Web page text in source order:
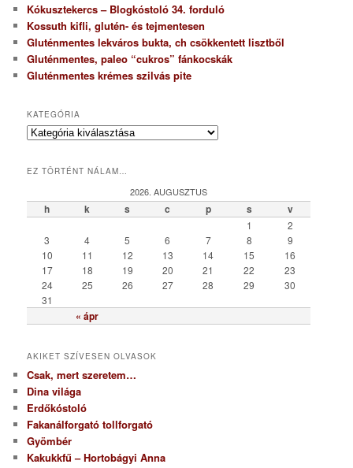
Kókusztekercs – Blogkóstoló 34. forduló
Kossuth kifli, glutén- és tejmentesen
Gluténmentes lekváros bukta, ch csökkentett lisztből
Gluténmentes, paleo “cukros” fánkocskák
Gluténmentes krémes szilvás pite
KATEGÓRIA
K
e
r
EZ TÖRTÉNT NÁLAM…
2026. AUGUSZTUS
h k s c p s v
« ápr
1
2
3
4 5 6 7 8
9
10
11 12 13 14 15
16
17
18 19 20 21 22
23
24
25 26 27 28 29
30
31
AKIKET SZÍVESEN OLVASOK
Csak, mert szeretem…
Dina világa
Erdőkóstoló
Fakanálforgató tollforgató
Gyömbér
Kakukkfű – Hortobágyi Anna